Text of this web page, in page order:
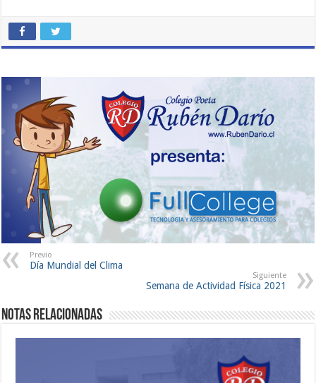
Previo
Día Mundial del Clima
Siguiente
Semana de Actividad Física 2021
Notas Relacionadas